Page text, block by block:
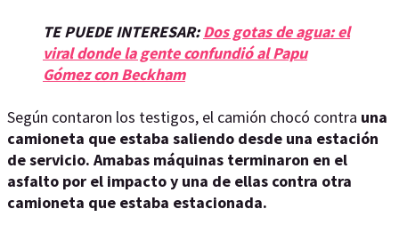
TE PUEDE INTERESAR:Dos gotas de agua: el
viral donde la gente confundió al Papu
Gómez con Beckham
Según contaron los testigos, el camión chocó contra una
camioneta que estaba saliendo desde una estación
de servicio. Amabas máquinas terminaron en el
asfalto por el impacto y una de ellas contra otra
camioneta que estaba estacionada.